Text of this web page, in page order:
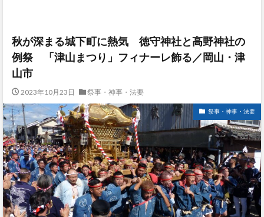
秋が深まる城下町に熱気 徳守神社と高野神社の
例祭 「津山まつり」フィナーレ飾る／岡山・津
山市
2023年10月23日 祭事・神事・法要
祭事・神事・法要